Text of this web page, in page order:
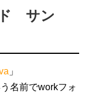
ド サン
」
う名前でworkフォ